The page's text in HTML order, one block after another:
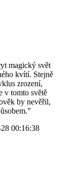
magický svět
kvítí. Stejně
zrození,
v tomto světě
by nevěřil,
00:16:38